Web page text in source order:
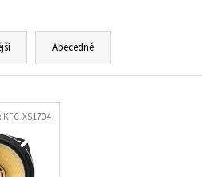
Abecedně
KFC-XS1704